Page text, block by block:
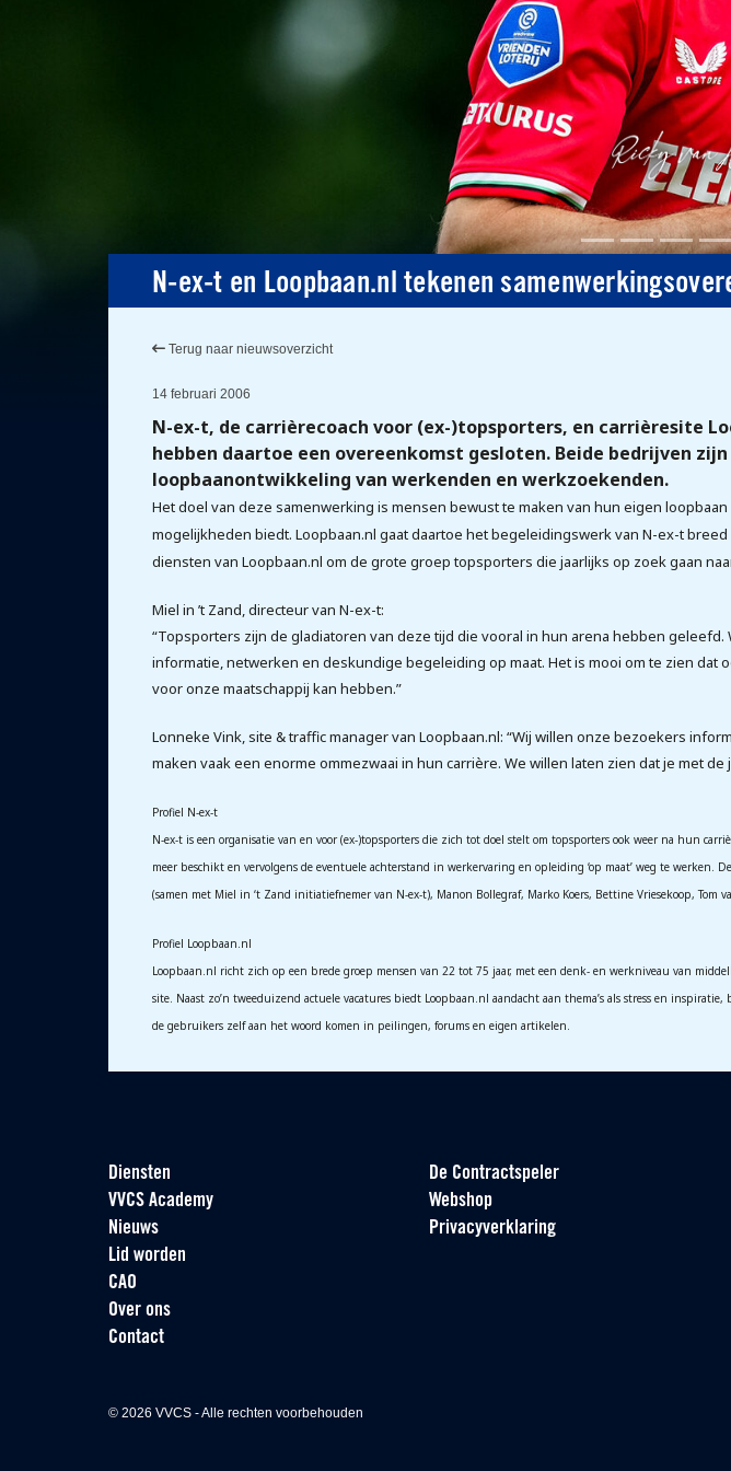
N-ex-t en Loopbaan.nl tekenen
Terug naar nieuwsoverzicht
14 februari 2006
N-ex-t, de carrièrecoach voor (ex-)topsporters, en carrièresite
hebben daartoe een overeenkomst gesloten. Beide bedrijven
loopbaanontwikkeling van werkenden en werkzoekenden.
Het doel van deze samenwerking is mensen bewust te maken van hun eigen
mogelijkheden biedt. Loopbaan.nl gaat daartoe het begeleidingswerk van N-ex-t
diensten van Loopbaan.nl om de grote groep topsporters die jaarlijks op zoek gaan
Miel in ’t Zand, directeur van N-ex-t:
“Topsporters zijn de gladiatoren van deze tijd die vooral in hun arena hebben
informatie, netwerken en deskundige begeleiding op maat. Het is mooi om te zien
voor onze maatschappij kan hebben.”
Lonneke Vink, site & traffic manager van Loopbaan.nl: “Wij willen onze bezoekers
maken vaak een enorme ommezwaai in hun carrière. We willen laten zien dat je met
Profiel N-ex-t
N-ex-t is een organisatie van en voor (ex-)topsporters die zich tot doel stelt om topsporters ook weer na hun
meer beschikt en vervolgens de eventuele achterstand in werkervaring en opleiding ‘op maat’ weg te werken.
(samen met Miel in ‘t Zand initiatiefnemer van N-ex-t), Manon Bollegraf, Marko Koers, Bettine Vriesekoop, Tom
Profiel Loopbaan.nl
Loopbaan.nl richt zich op een brede groep mensen van 22 tot 75 jaar, met een denk- en werkniveau van
site. Naast zo’n tweeduizend actuele vacatures biedt Loopbaan.nl aandacht aan thema’s als stress en
de gebruikers zelf aan het woord komen in peilingen, forums en eigen artikelen.
Diensten
VVCS Academy
Nieuws
Lid worden
CAO
Over ons
Contact
De Contractspeler
Webshop
Privacyverklaring
© 2026 VVCS - Alle rechten voorbehouden